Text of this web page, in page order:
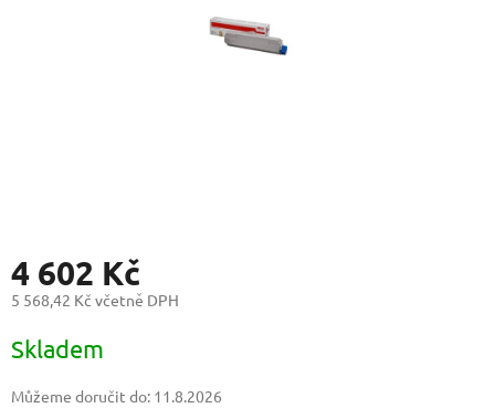
4 602 Kč
5 568,42 Kč včetně DPH
cena:
Skladem
Můžeme doručit do: 11.8.2026